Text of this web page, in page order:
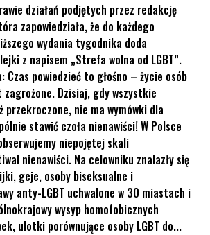
działań podjętych przez redakcję
zapowiedziała, że do każdego
wydania tygodnika doda
z napisem „Strefa wolna od LGBT”.
Czas powiedzieć to głośno – życie osób
zagrożone. Dzisiaj, gdy wszystkie
przekroczone, nie ma wymówki dla
stawić czoła nienawiści! W Polsce
niepojętej skali
nienawiści. Na celowniku znalazły się
geje, osoby biseksualne i
anty-LGBT uchwalone w 30 miastach i
wysyp homofobicznych
ulotki porównujące osoby LGBT do...